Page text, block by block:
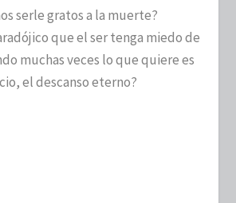
serle gratos a la muerte?
que el ser tenga miedo de
muchas veces lo que quiere es
el descanso eterno?